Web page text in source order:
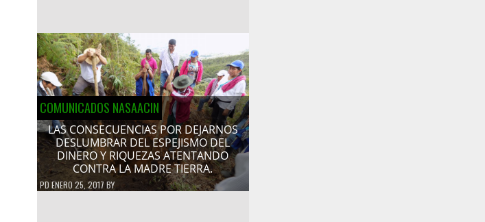
COMUNICADOS NASAACIN
LAS CONSECUENCIAS POR DEJARNOS
DESLUMBRAR DEL ESPEJISMO DEL
DINERO Y RIQUEZAS ATENTANDO
CONTRA LA MADRE TIERRA.
PDENERO 25, 2017 BY